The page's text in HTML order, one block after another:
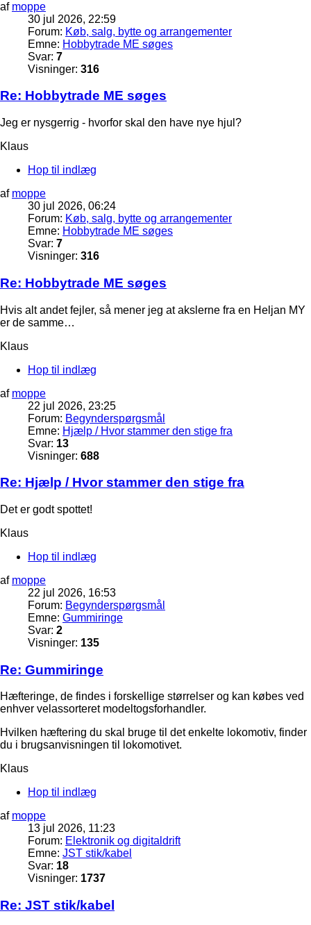
af moppe
30 jul 2026, 22:59
Forum: Køb, salg, bytte og arrangementer
Emne: Hobbytrade ME søges
Svar: 7
Visninger: 316
Re: Hobbytrade ME søges
Jeg er nysgerrig - hvorfor skal den have nye hjul?
Klaus
Hop til indlæg
af moppe
30 jul 2026, 06:24
Forum: Køb, salg, bytte og arrangementer
Emne: Hobbytrade ME søges
Svar: 7
Visninger: 316
Re: Hobbytrade ME søges
Hvis alt andet fejler, så mener jeg at akslerne fra en Heljan MY
er de samme…
Klaus
Hop til indlæg
af moppe
22 jul 2026, 23:25
Forum: Begynderspørgsmål
Emne: Hjælp / Hvor stammer den stige fra
Svar: 13
Visninger: 688
Re: Hjælp / Hvor stammer den stige fra
Det er godt spottet!
Klaus
Hop til indlæg
af moppe
22 jul 2026, 16:53
Forum: Begynderspørgsmål
Emne: Gummiringe
Svar: 2
Visninger: 135
Re: Gummiringe
Hæfteringe, de findes i forskellige størrelser og kan købes ved
enhver velassorteret modeltogsforhandler.
Hvilken hæftering du skal bruge til det enkelte lokomotiv, finder
du i brugsanvisningen til lokomotivet.
Klaus
Hop til indlæg
af moppe
13 jul 2026, 11:23
Forum: Elektronik og digitaldrift
Emne: JST stik/kabel
Svar: 18
Visninger: 1737
Re: JST stik/kabel